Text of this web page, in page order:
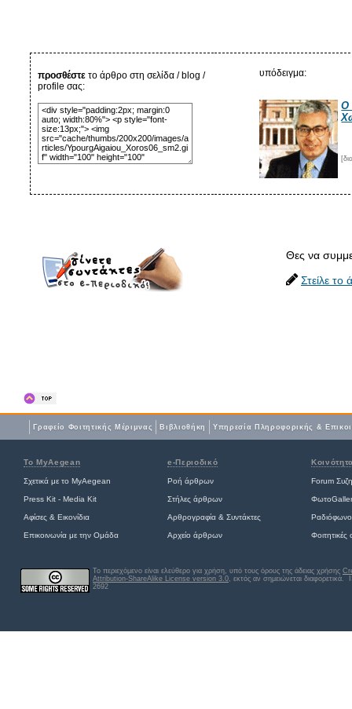
προσθέστε το άρθρο στη σελίδα / blog /
profile σας:
υπόδειγμα:
O
Θες να
Στείλε
Γραφείο Φοιτητικής Μέριμνας Βιβλιοθήκη Yπηρεσία Πληροφορικής &
Το MyAegean e-Περιοδικό
Σχετικά με το MyAegean Ροή άρθρων Forum
Press Kit - Media Kit Στήλες άρθρων
Αφίσες & Εικονίδια Αρθρογραφία & Συντάκτες Ραδιόφωνο
Επικοινωνία με την Ομάδα Αρχείο άρθρων
Το περιεχόμενο είναι ελεύθερο για χρήση, υπό τους όρους της άδειας χρήσης
Attribution-ShareAlike License version 3.0, εκτός αν σημειώνεται διαφορετικά.
2692